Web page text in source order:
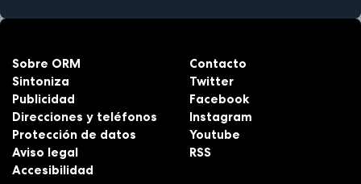
Sobre ORM
Sintoniza
Publicidad
Direcciones y teléfonos
Protección de datos
Aviso legal
Accesibilidad
Contacto
Twitter
Facebook
Instagram
Youtube
RSS